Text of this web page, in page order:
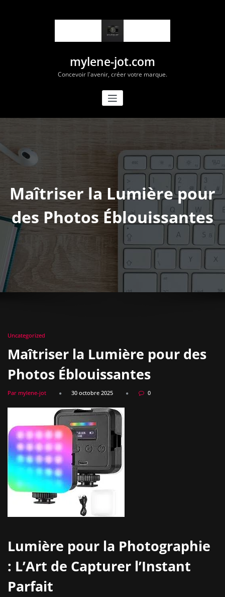
mylene-jot.com
Concevoir l'avenir, créer votre marque.
Maîtriser la Lumière pour
des Photos Éblouissantes
Uncategorized
Maîtriser la Lumière pour des
Photos Éblouissantes
Par mylene-jot 30 octobre 2025 0
Lumière pour la Photographie
: L’Art de Capturer l’Instant
Parfait